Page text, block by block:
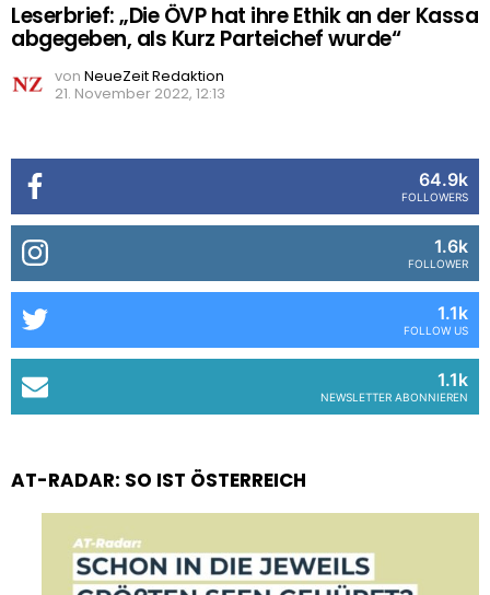
Leserbrief: „Die ÖVP hat ihre Ethik an der Kassa
abgegeben, als Kurz Parteichef wurde“
von NeueZeit Redaktion
21. November 2022, 12:13
64.9k
FOLLOWERS
1.6k
FOLLOWER
1.1k
FOLLOW US
1.1k
NEWSLETTER ABONNIEREN
AT-RADAR: SO IST ÖSTERREICH